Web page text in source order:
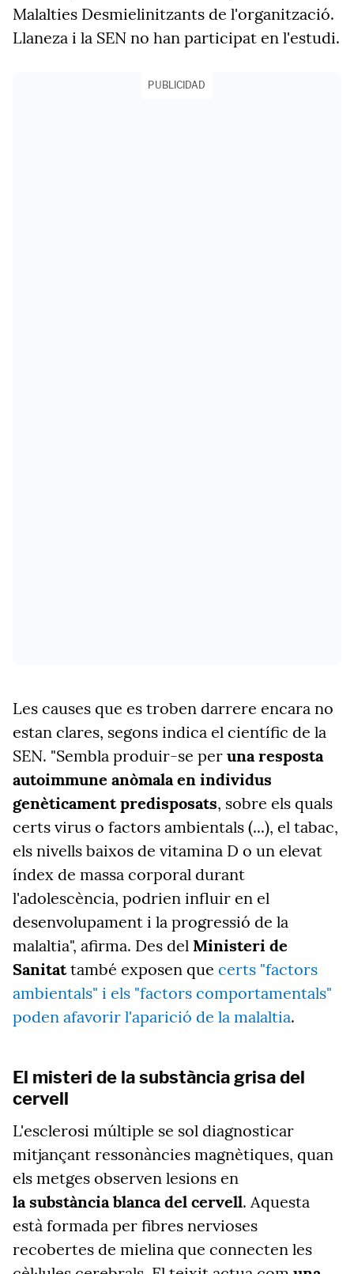
Malalties Desmielinitzants de l'organització.
Llaneza i la SEN no han participat en l'estudi.
PUBLICIDAD
Les causes que es troben darrere encara no
estan clares, segons indica el científic de la
SEN. "Sembla produir-se per una resposta
autoimmune anòmala en individus
genèticament predisposats, sobre els quals
certs virus o factors ambientals (...), el tabac,
els nivells baixos de vitamina D o un elevat
índex de massa corporal durant
l'adolescència, podrien influir en el
desenvolupament i la progressió de la
malaltia", afirma. Des del Ministeri de
Sanitattambé exposen que certs "factors
ambientals" i els "factors comportamentals"
poden afavorir l'aparició de la malaltia.
El misteri de la substància grisa del
cervell
L'esclerosi múltiple se sol diagnosticar
mitjançant ressonàncies magnètiques, quan
els metges observen lesions en
la substància blanca del cervell. Aquesta
està formada per fibres nervioses
recobertes de mielina que connecten les